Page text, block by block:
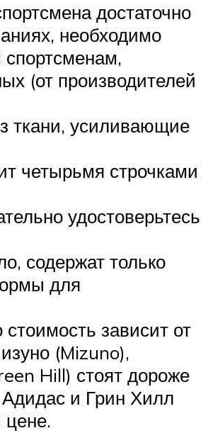
достаточно
необходимо
спортсменам,
(от производителей
ткани, усиливающие
четырьмя строчками
удостоверьтесь
содержат только
для
зависит от
(Mizuno),
Hill) стоят дороже
Адидас и Грин Хилл
цене.